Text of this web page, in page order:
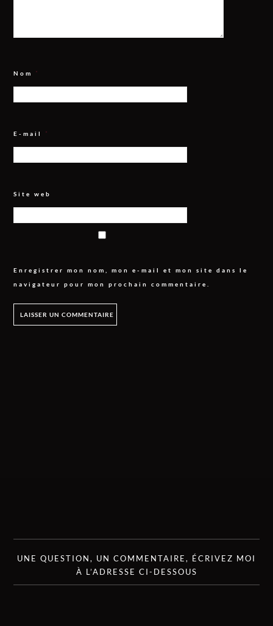
Nom *
E-mail *
Site web
Enregistrer mon nom, mon e-mail et mon site dans le
navigateur pour mon prochain commentaire.
UNE QUESTION, UN COMMENTAIRE, ÉCRIVEZ MOI
À L’ADRESSE CI-DESSOUS